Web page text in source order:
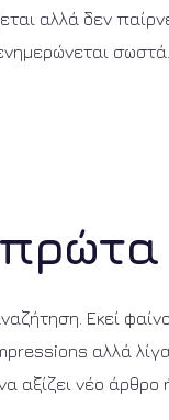
αλλά δεν
πρώτα
Εκεί
αλλά
νέο άρθρο